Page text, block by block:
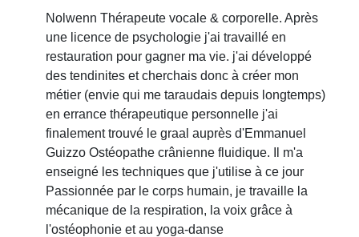
Nolwenn Thérapeute vocale & corporelle. Après
une licence de psychologie j'ai travaillé en
restauration pour gagner ma vie. j'ai développé
des tendinites et cherchais donc à créer mon
métier (envie qui me taraudais depuis longtemps)
en errance thérapeutique personnelle j'ai
finalement trouvé le graal auprès d'Emmanuel
Guizzo Ostéopathe crânienne fluidique. Il m'a
enseigné les techniques que j'utilise à ce jour
Passionnée par le corps humain, je travaille la
mécanique de la respiration, la voix grâce à
l'ostéophonie et au yoga-danse